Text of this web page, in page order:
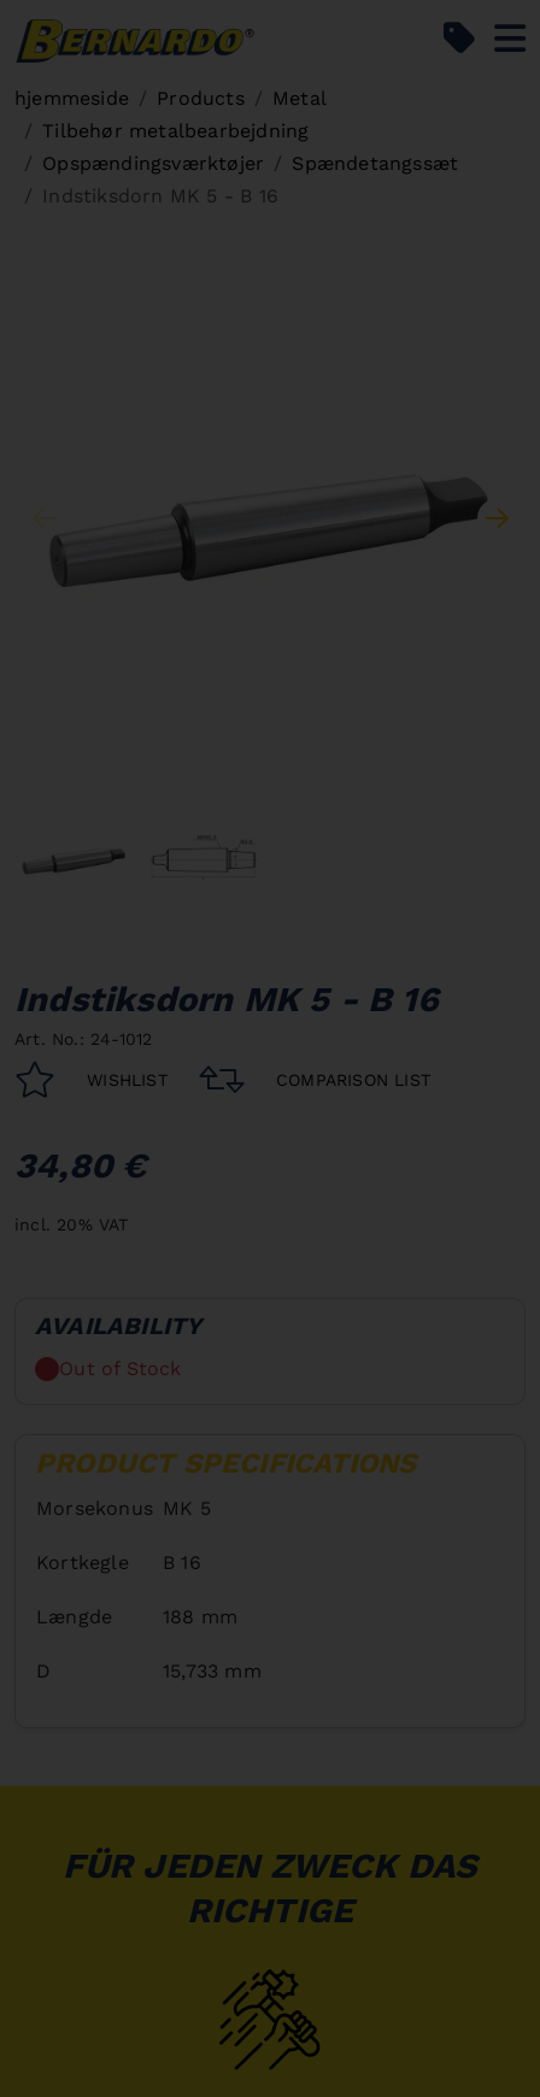
hjemmeside Products
Metal
Tilbehør metalbearbejdning
Opspændingsværktøjer
Spændetangssæt
Indstiksdorn MK 5 - B 16
Indstiksdorn MK 5 - B 16
Art. No.: 24-1012
WISHLIST COMPARISON LIST
34,80 €
incl. 20% VAT
AVAILABILITY
Out of Stock
PRODUCT SPECIFICATIONS
Morsekonus MK 5
Kortkegle B 16
Længde 188 mm
D 15,733 mm
FÜR JEDEN ZWECK DAS
RICHTIGE